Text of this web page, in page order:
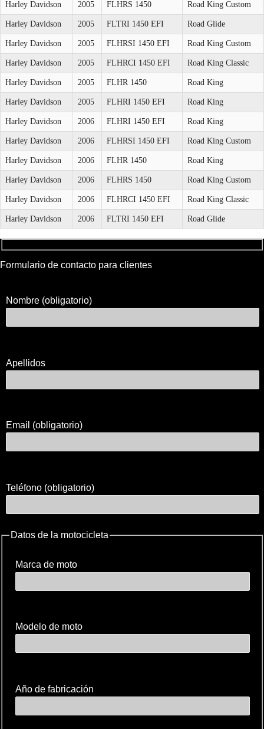
Harley Davidson 2005 FLHRS 1450 Road King Custom
Harley Davidson 2005 FLTRI 1450 EFI Road Glide
Harley Davidson 2005 FLHRSI 1450 EFI Road King Custom
Harley Davidson 2005 FLHRCI 1450 EFI Road King Classic
Harley Davidson 2005 FLHR 1450 Road King
Harley Davidson 2005 FLHRI 1450 EFI Road King
Harley Davidson 2006 FLHRI 1450 EFI Road King
Harley Davidson 2006 FLHRSI 1450 EFI Road King Custom
Harley Davidson 2006 FLHR 1450 Road King
Harley Davidson 2006 FLHRS 1450 Road King Custom
Harley Davidson 2006 FLHRCI 1450 EFI Road King Classic
Harley Davidson 2006 FLTRI 1450 EFI Road Glide
Formulario de contacto para clientes
Nombre (obligatorio)
Apellidos
Email (obligatorio)
Teléfono (obligatorio)
Datos de la motocicleta
Marca de moto
Modelo de moto
Año de fabricación